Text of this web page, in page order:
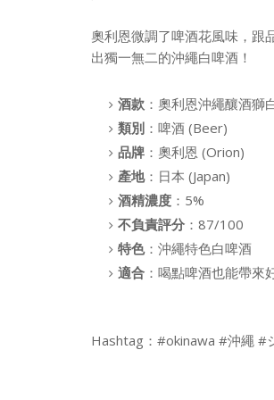
奧利恩微調了啤酒花風味，跟
出獨一無二的沖繩白啤酒！
酒款 ：奧利恩沖繩釀酒
類別 ：啤酒 (Beer)
品牌 ：奧利恩 (Orion)
產地：日本 (Japan)
酒精濃度 ：5%
不負責評分 ：87/100
特色：沖繩特色白啤酒
適合 ：喝點啤酒也能帶來
Hashtag：#okinawa #沖繩 #